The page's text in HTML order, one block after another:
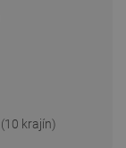
(10 krajín)